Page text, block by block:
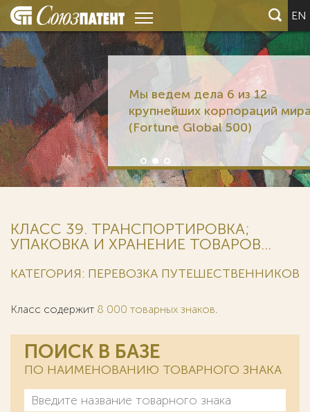
EN
Мы ведем дела 6 из 12
крупнейших корпораций мира
(Fortune Global 500)
КЛАСС 39. ТРАНСПОРТИРОВКА;
УПАКОВКА И ХРАНЕНИЕ ТОВАРОВ...
КАТЕГОРИЯ: ПЕРЕВОЗКА ПУТЕШЕСТВЕННИКОВ
Класс содержит 8 000 товарных знаков.
ПОИСК В БАЗЕ
ПО НАИМЕНОВАНИЮ ТОВАРНОГО ЗНАКА